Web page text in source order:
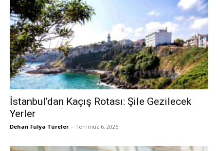
İstanbul’dan Kaçış Rotası: Şile Gezilecek
Yerler
Dehan Fulya Türeler - Temmuz 6, 2026